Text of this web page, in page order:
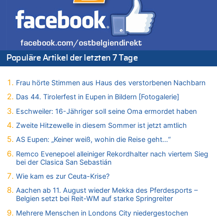
Zweite Hitzewelle in diesem Sommer ist jetzt amtlich
07.08.2026 - 20:22 von Anstreicher zu
Zweite Hitzewelle in diesem Sommer ist jetzt amtlich
07.08.2026 - 20:11 von Noah Parmentier zu
Zweite Hitzewelle in diesem Sommer ist jetzt amtlich
07.08.2026 - 19:52 von Hugo Egon Bernhard von Sinnen zu
Tempolimit in 30er-Zonen – Untersuchung von Vias
07.08.2026 - 18:31 von Panda46 zu
Mark van Bommel offiziell als neuer Nationalcoach der Roten
Zweite Hitzewelle in diesem Sommer ist jetzt amtlich
07.08.2026 - 17:55 von M der Block zu
AS Eupen: „Keiner weiß, wohin die Reise geht…“
07.08.2026 - 16:38 von Joseph Meyer zu
Wasserstand des Rheins in NRW so niedrig wie noch nie
07.08.2026 - 16:29 von Dax zu
In Belgien missachten zwei von drei Autofahrern das
Populäre Artikel der letzten 7 Tage
Frau hörte Stimmen aus Haus des verstorbenen Nachbarn
Das 44. Tirolerfest in Eupen in Bildern [Fotogalerie]
Eschweiler: 16-Jähriger soll seine Oma ermordet haben
Zweite Hitzewelle in diesem Sommer ist jetzt amtlich
AS Eupen: „Keiner weiß, wohin die Reise geht…“
Remco Evenepoel alleiniger Rekordhalter nach viertem Sieg
bei der Clasica San Sebastián
Wie kam es zur Ceuta-Krise?
Aachen ab 11. August wieder Mekka des Pferdesports –
Belgien setzt bei Reit-WM auf starke Springreiter
Mehrere Menschen in Londons City niedergestochen